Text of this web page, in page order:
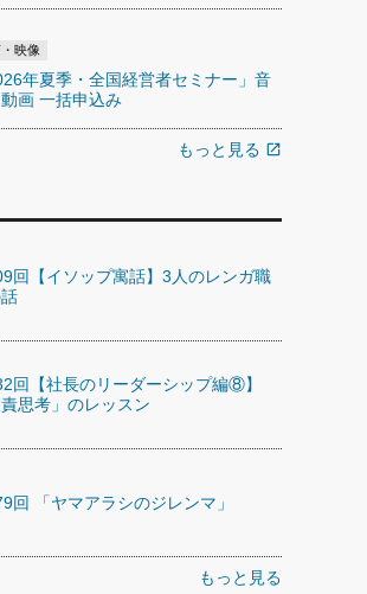
映像
年夏季・全国経営者セミナー」音
画 一括申込み
もっと見る open_in_new
回【イソップ寓話】3人のレンガ職
回【社長のリーダーシップ編⑧】
責思考」のレッスン
回 「ヤマアラシのジレンマ」
もっと見る